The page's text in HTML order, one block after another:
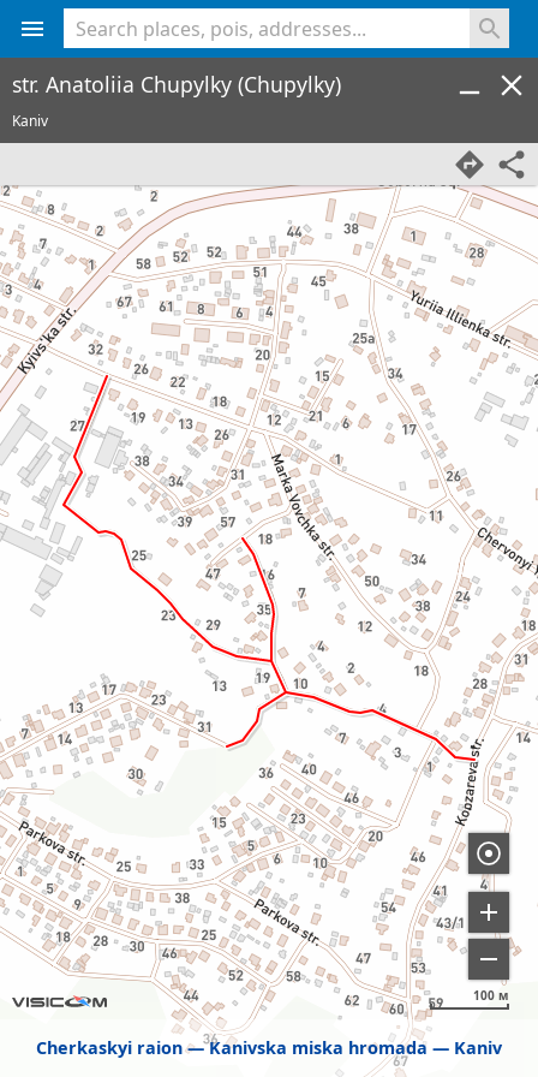
Cherkaskyi raion Kanivska miska hromada Kaniv
100 м
str. Anatoliia Chupylky (Chupylky)
Kaniv
<% console.log(hcard) %>